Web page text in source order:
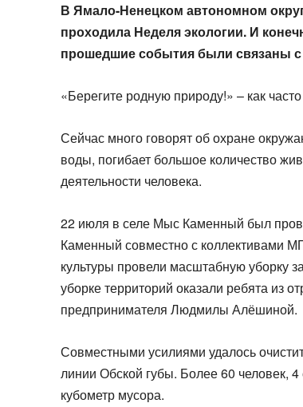
В Ямало-Ненецком автономном
проходила Неделя экологии. И
прошедшие события были связаны
«Берегите родную природу!» – как
Сейчас много говорят об охране
воды, погибает большое количество
деятельности человека.
22 июля в селе Мыс Каменный был
Каменный совместно с коллективами
культуры провели масштабную уборку
уборке территорий оказали ребята из
предпринимателя Людмилы Алёшиной.
Совместными усилиями удалось
линии Обской губы. Более 60 человек, 4
кубометр мусора.